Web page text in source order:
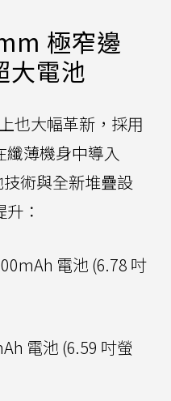
極窄邊
大電池
也大幅革新，採用
薄機身中導入
術與全新堆疊設
：
電池 (6.78 吋
電池 (6.59 吋螢